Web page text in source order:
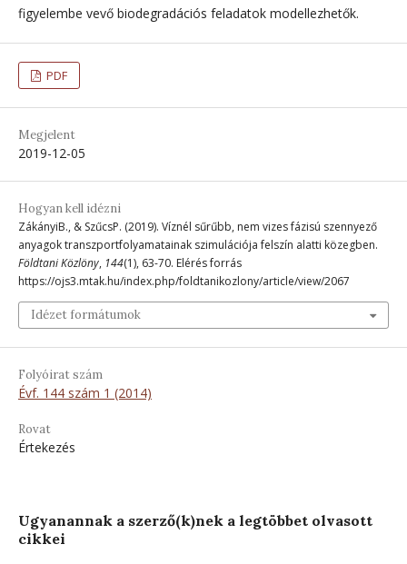
figyelembe vevő biodegradációs feladatok modellezhetők.
PDF
Megjelent
2019-12-05
Hogyan kell idézni
ZákányiB., & SzűcsP. (2019). Víznél sűrűbb, nem vizes fázisú szennyező
anyagok transzportfolyamatainak szimulációja felszín alatti közegben.
Földtani Közlöny, 144(1), 63-70. Elérés forrás
https://ojs3.mtak.hu/index.php/foldtanikozlony/article/view/2067
Idézet formátumok
Folyóirat szám
Évf. 144 szám 1 (2014)
Rovat
Értekezés
Ugyanannak a szerző(k)nek a legtöbbet olvasott
cikkei